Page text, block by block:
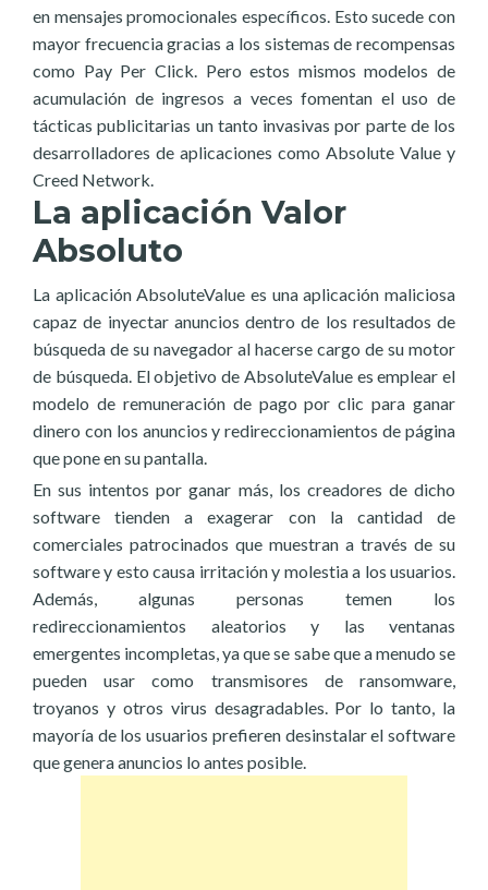
en mensajes promocionales específicos. Esto sucede con
mayor frecuencia gracias a los sistemas de recompensas
como Pay Per Click. Pero estos mismos modelos de
acumulación de ingresos a veces fomentan el uso de
tácticas publicitarias un tanto invasivas por parte de los
desarrolladores de aplicaciones como Absolute Value y
Creed Network.
La aplicación Valor
Absoluto
La aplicación AbsoluteValue es una aplicación maliciosa
capaz de inyectar anuncios dentro de los resultados de
búsqueda de su navegador al hacerse cargo de su motor
de búsqueda. El objetivo de AbsoluteValue es emplear el
modelo de remuneración de pago por clic para ganar
dinero con los anuncios y redireccionamientos de página
que pone en su pantalla.
En sus intentos por ganar más, los creadores de dicho
software tienden a exagerar con la cantidad de
comerciales patrocinados que muestran a través de su
software y esto causa irritación y molestia a los usuarios.
Además, algunas personas temen los
redireccionamientos aleatorios y las ventanas
emergentes incompletas, ya que se sabe que a menudo se
pueden usar como transmisores de ransomware,
troyanos y otros virus desagradables. Por lo tanto, la
mayoría de los usuarios prefieren desinstalar el software
que genera anuncios lo antes posible.